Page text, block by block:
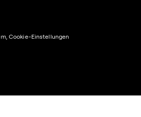
, Cookie-Einstellungen